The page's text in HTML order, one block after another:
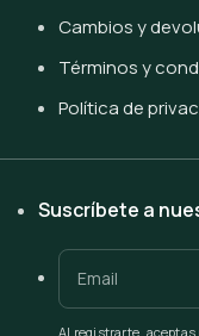
Cambios y
Términos y
Política de
Suscríbete a
Al registrarte,